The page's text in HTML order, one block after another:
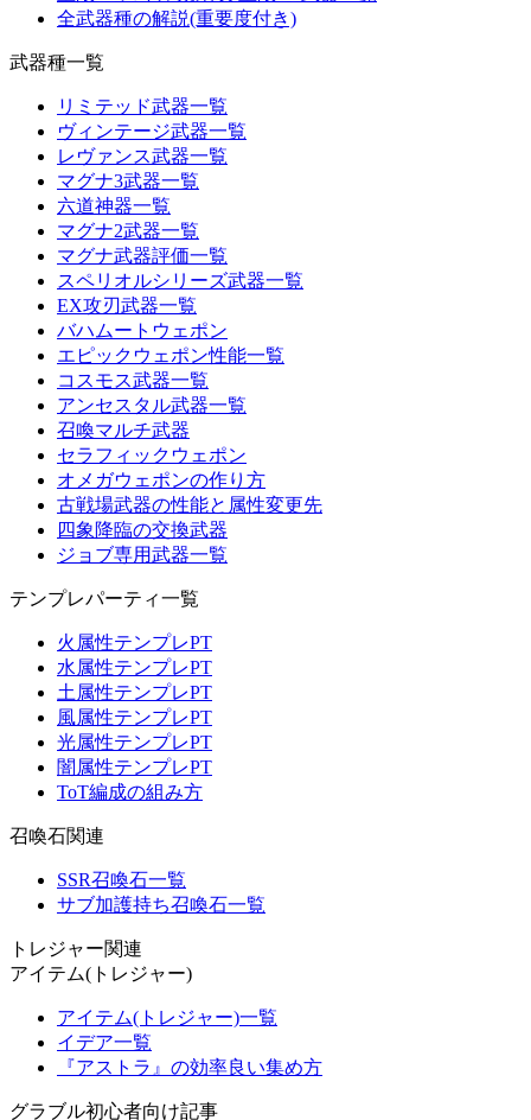
全武器種の解説(重要度付き)
武器種一覧
リミテッド武器一覧
ヴィンテージ武器一覧
レヴァンス武器一覧
マグナ3武器一覧
六道神器一覧
マグナ2武器一覧
マグナ武器評価一覧
スペリオルシリーズ武器一覧
EX攻刃武器一覧
バハムートウェポン
エピックウェポン性能一覧
コスモス武器一覧
アンセスタル武器一覧
召喚マルチ武器
セラフィックウェポン
オメガウェポンの作り方
古戦場武器の性能と属性変更先
四象降臨の交換武器
ジョブ専用武器一覧
テンプレパーティ一覧
火属性テンプレPT
水属性テンプレPT
土属性テンプレPT
風属性テンプレPT
光属性テンプレPT
闇属性テンプレPT
ToT編成の組み方
召喚石関連
SSR召喚石一覧
サブ加護持ち召喚石一覧
トレジャー関連
アイテム(トレジャー)
アイテム(トレジャー)一覧
イデア一覧
『アストラ』の効率良い集め方
グラブル初心者向け記事